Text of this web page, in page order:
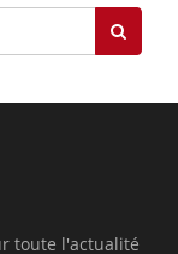
toute l'actualité